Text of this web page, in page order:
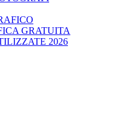
GRATUITA
2026